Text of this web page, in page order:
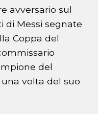
avversario sul
di Messi segnate
Coppa del
del
volta del suo